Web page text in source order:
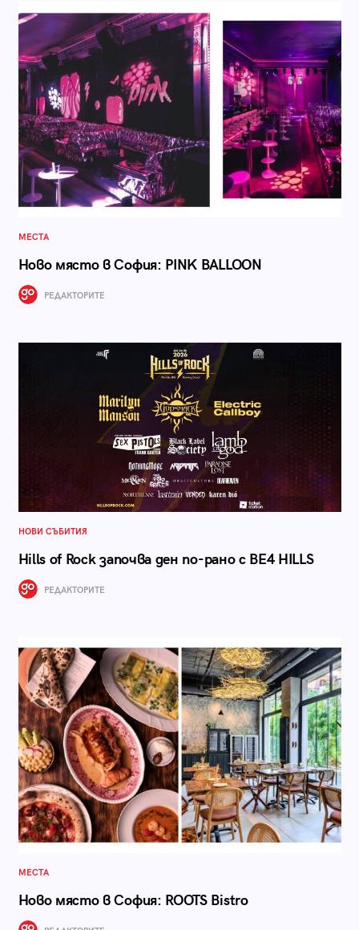
МЕСТА
Ново място в София: PINK BALLOON
РЕДАКТОРИТЕ
НОВИ СЪБИТИЯ
Hills of Rock започва ден по-рано с BE4 HILLS
РЕДАКТОРИТЕ
МЕСТА
Ново място в София: ROOTS Bistro